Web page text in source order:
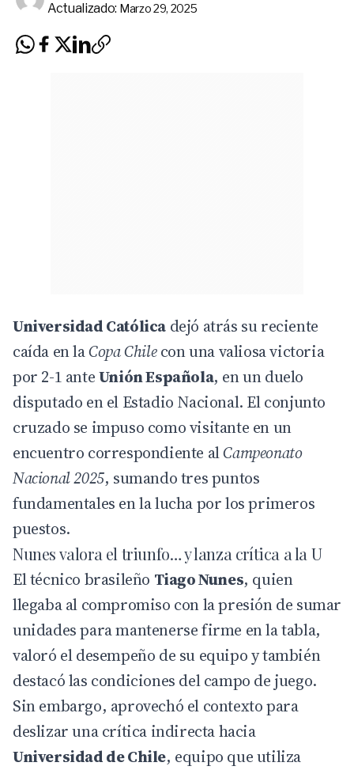
Actualizado: Marzo 29, 2025
Universidad Católica dejó atrás su reciente
caída en laCopa Chilecon una valiosa victoria
por 2-1 anteUnión Española, en un duelo
disputado en el Estadio Nacional. El conjunto
cruzado se impuso como visitante en un
encuentro correspondiente alCampeonato
Nacional 2025, sumando tres puntos
fundamentales en la lucha por los primeros
puestos.
Nunes valora el triunfo… y lanza crítica a la U
El técnico brasileño Tiago Nunes, quien
llegaba al compromiso con la presión de sumar
unidades para mantenerse firme en la tabla,
valoró el desempeño de su equipo y también
destacó las condiciones del campo de juego.
Sin embargo, aprovechó el contexto para
deslizar una crítica indirecta hacia
Universidad de Chile, equipo que utiliza